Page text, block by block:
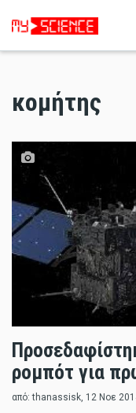
κομήτης
ρομπότ για
από:thanassisk, 12 Νοε